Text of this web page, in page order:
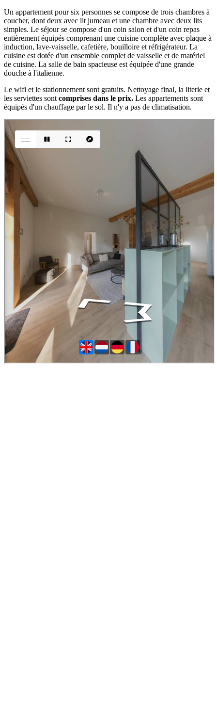
Un appartement pour six personnes se compose de trois chambres à
coucher, dont deux avec lit jumeau et une chambre avec deux lits
simples. Le séjour se compose d'un coin salon et d'un coin repas
entièrement équipés comprenant une cuisine complète avec plaque à
induction, lave-vaisselle, cafetière, bouilloire et réfrigérateur. La
cuisine est dotée d'un ensemble complet de vaisselle et de matériel
de cuisine. La salle de bain spacieuse est équipée d'une grande
douche à l'italienne.
Le wifi et le stationnement sont gratuits. Nettoyage final, la literie et
les serviettes sont comprises dans le prix. Les appartements sont
équipés d'un chauffage par le sol. Il n'y a pas de climatisation.